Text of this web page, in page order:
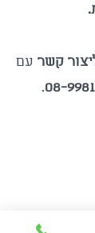
קשר עם
08-
.